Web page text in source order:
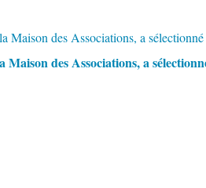
des Associations, a